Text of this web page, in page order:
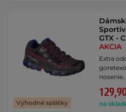
Výhodné splátky
GTX -
AKCIA
Extra
nosenie,
na